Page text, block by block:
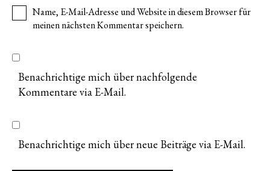
Name, E-Mail-Adresse und Website in diesem Browser für
meinen nächsten Kommentar speichern.
Benachrichtige mich über nachfolgende
Kommentare via E-Mail.
Benachrichtige mich über neue Beiträge via E-Mail.